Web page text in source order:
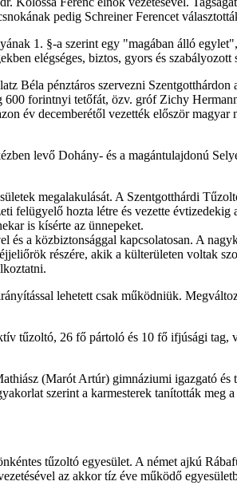
pedig Schreiner Ferencet
1. §-a szerint egy "magában álló
elégséges, biztos, gyors és
Béla pénztáros szervezni
forintnyi tetőfát, özv. gróf Zichy
év decemberétől vezették először
levő Dohány- és a magántulajdonú
megalakulását. A Szentgotthárdi
felügyelő hozta létre és vezette
is kísérte az ünnepeket.
a közbiztonsággal kapcsolatosan. A
részére, akik a külterületen voltak
lehetett csak működniük.
tűzoltó, 26 fő pártoló és 10 fő ifjúsági
(Marót Artúr) gimnáziumi igazgató
szerint a karmesterek tanították meg
tűzoltó egyesület. A német ajkú
az akkor tíz éve működő